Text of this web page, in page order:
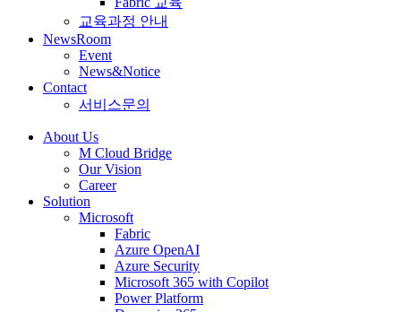
교육과정 안내
NewsRoom
Event
News&Notice
Contact
서비스문의
About Us
M Cloud Bridge
Our Vision
Career
Solution
Microsoft
Fabric
Azure OpenAI
Azure Security
Microsoft 365 with Copilot
Power Platform